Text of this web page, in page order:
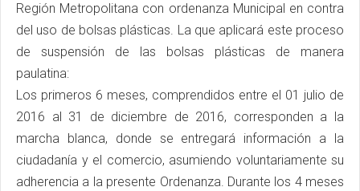
Región Metropolitana con ordenanza Municipal en contra
del uso de bolsas plásticas. La que aplicará este proceso
de suspensión de las bolsas plásticas de manera
paulatina:
Los primeros 6 meses, comprendidos entre el 01 julio de
2016 al 31 de diciembre de 2016, corresponden a la
marcha blanca, donde se entregará información a la
ciudadanía y el comercio, asumiendo voluntariamente su
adherencia a la presente Ordenanza. Durante los 4 meses